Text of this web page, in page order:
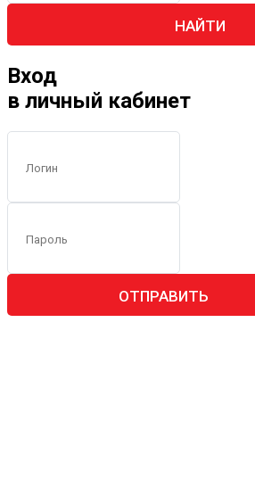
НАЙТИ
Вход
в личный кабинет
ОТПРАВИТЬ